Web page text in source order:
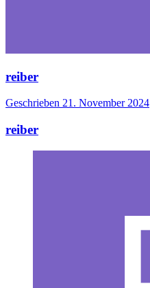
reiber
Geschrieben 21. November 2024
reiber